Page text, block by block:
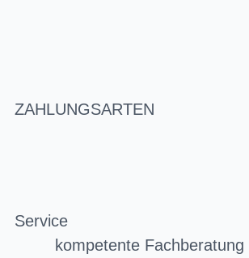
ZAHLUNGSARTEN
Service
kompetente Fachberatung